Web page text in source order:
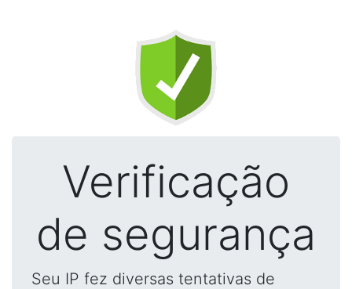
Verificação
de segurança
Seu IP fez diversas tentativas de